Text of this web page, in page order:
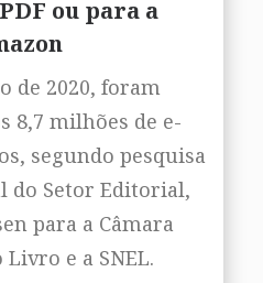
ou para a
de 2020, foram
8,7 milhões de e-
segundo pesquisa
do Setor Editorial,
para a Câmara
e a SNEL.